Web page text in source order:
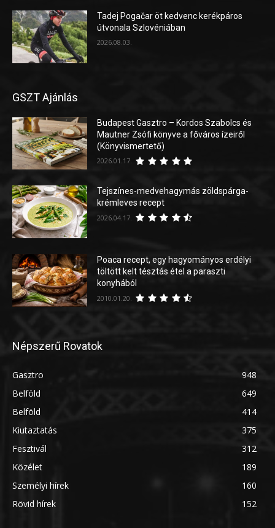
Tadej Pogačar öt kedvenc kerékpáros
útvonala Szlovéniában
2026.08.03.
GSZT Ajánlás
Budapest Gasztro – Kordos Szabolcs és
Mautner Zsófi könyve a főváros ízeiről
(Könyvismertető)
2026.01.17.
Tejszínes-medvehagymás zöldspárga-
krémleves recept
2026.04.17.
Poaca recept, egy hagyományos erdélyi
töltött kelt tésztás étel a paraszti
konyhából
2010.01.20.
Népszerű Rovatok
Gasztro
948
Belföld
649
Belföld
414
Kiutaztatás
375
Fesztivál
312
Közélet
189
Személyi hírek
160
Rövid hírek
152